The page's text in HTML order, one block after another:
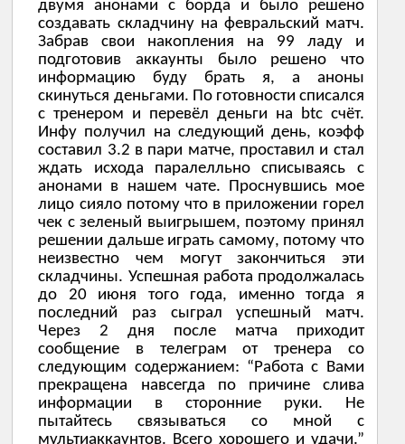
двумя анонами с борда и было решено
создавать складчину на февральский матч.
Забрав свои накопления на 99 ладу и
подготовив аккаунты было решено что
информацию буду брать я, а аноны
скинуться деньгами. По готовности списался
с тренером и перевёл деньги на btc счёт.
Инфу получил на следующий день, коэфф
составил 3.2 в пари матче, проставил и стал
ждать исхода паралелльно списываясь с
анонами в нашем чате. Проснувшись мое
лицо сияло потому что в приложении горел
чек с зеленый выигрышем, поэтому принял
решении дальше играть самому, потому что
неизвестно чем могут закончиться эти
складчины. Успешная работа продолжалась
до 20 июня того года, именно тогда я
последний раз сыграл успешный матч.
Через 2 дня после матча приходит
сообщение в телеграм от тренера со
следующим содержанием: “Работа с Вами
прекращена навсегда по причине слива
информации в сторонние руки. Не
пытайтесь связываться со мной с
мультиаккаунтов. Всего хорошего и удачи.”